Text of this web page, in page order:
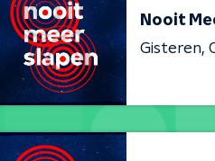
Nooit
Gisteren